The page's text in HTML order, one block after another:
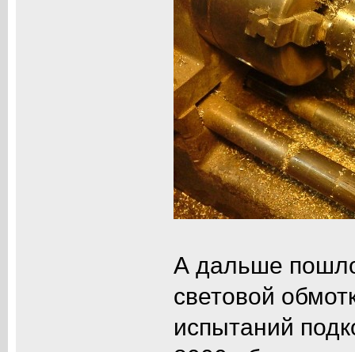
А дальше
световой
испытаний